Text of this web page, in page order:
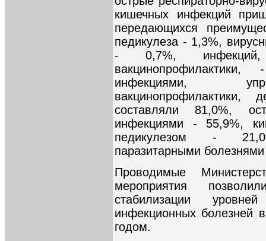
кишечных инфекций
передающихся
педикулеза - 1,3%,
- 0,7%, инфекций,
инфекциями,
составляли 81,0%,
инфекциями - 55,9%,
педикулезом -
паразитарными
Проводимые
мероприятия
стабилизации
инфекционных болезней
годом.